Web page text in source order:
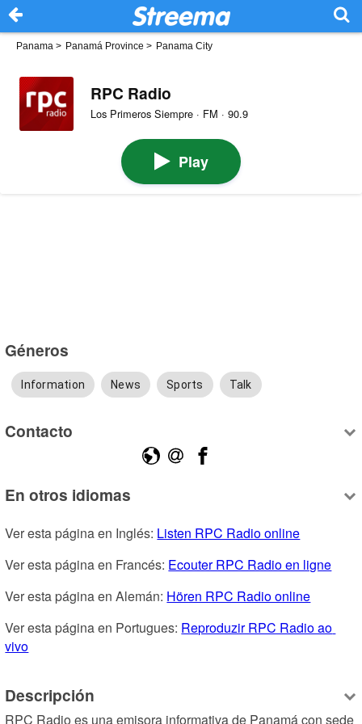
Panama > Panamá Province > Panama City
RPC Radio
Los Primeros Siempre · FM · 90.9
Play
Géneros
Information News Sports Talk
Contacto
En otros idiomas
Ver esta página en Inglés: Listen RPC Radio online
Ver esta página en Francés: Ecouter RPC Radio en ligne
Ver esta página en Alemán: Hören RPC Radio online
Ver esta página en Portugues: Reproduzir RPC Radio ao
vivo
Descripción
RPC Radio es una emisora informativa de Panamá con sede